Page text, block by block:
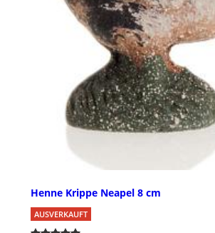
Henne Krippe Neapel 8 cm
AUSVERKAUFT